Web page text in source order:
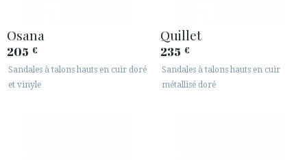
Osana
205 €
Sandales à talons hauts en cuir doré
et vinyle
Quillet
235 €
Sandales à talons hauts en cuir
métallisé doré